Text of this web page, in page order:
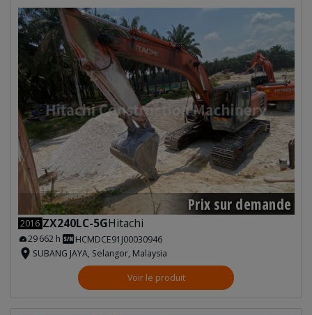
Prix sur demande
2016 ZX240LC-5GHitachi
29 662 h
HCMDCE91J00030946
SUBANG JAYA, Selangor, Malaysia
Voir le produit